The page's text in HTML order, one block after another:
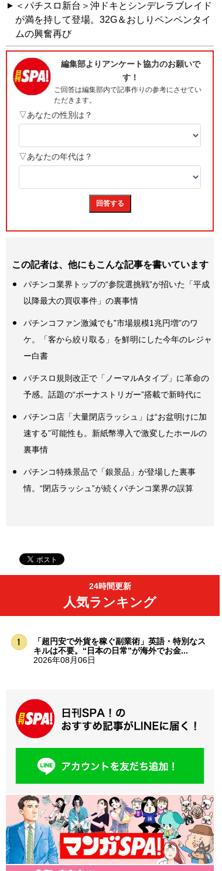
＜パチスロ新台＞沖ドキとシンデレラブレイド
が満を持して登場。32G＆おしりペンペンタイ
ムの興奮再び
この記者は、他にもこんな記事を書いています
パチンコ業界トップの“参院選挑戦”が招いた「平成
以降最大の買収事件」の裏事情
パチンコファン激減でも‟市場規模1兆円増”のワ
ケ。「客から絞り取る」を鮮明にした今年のレジャ
ー白書
パチスロ規則改正で「ノーマルAタイプ」に革命の
予感。話題の“ボーナストリガー”搭載で新時代に
パチンコ店「大量閉店ラッシュ」は“お盆明けに加
速する”可能性も。新紙幣導入で激変したホールの
裏事情
パチンコ特殊景品で「銀景品」が登場した裏事
情。“閉店ラッシュ”が続くパチンコ業界の誤算
24時間更新
人気ランキング
「超円安で外貨を稼ぐ副業術」英語・特別なス
キルは不要。“日本の日常”が海外でお金...
2026年08月06日